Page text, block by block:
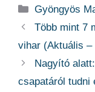
Kategória
Gyöngyös
Több mint 7
vihar (Aktuális –
Nagyító
csapatáról tudni